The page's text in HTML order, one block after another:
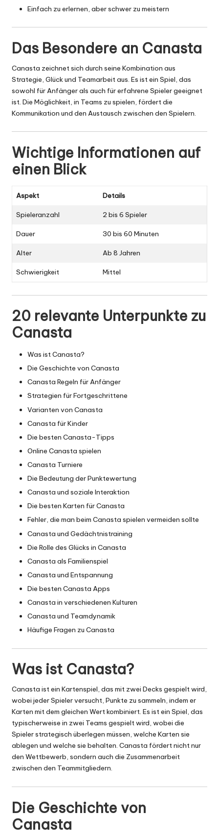
Einfach zu erlernen, aber schwer zu meistern
Das Besondere an Canasta
Canasta zeichnet sich durch seine Kombination aus
Strategie, Glück und Teamarbeit aus. Es ist ein Spiel, das
sowohl für Anfänger als auch für erfahrene Spieler geeignet
ist. Die Möglichkeit, in Teams zu spielen, fördert die
Kommunikation und den Austausch zwischen den Spielern.
Wichtige Informationen auf
einen Blick
Aspekt Details
Spieleranzahl 2 bis 6 Spieler
Dauer 30 bis 60 Minuten
Alter Ab 8 Jahren
Schwierigkeit Mittel
20 relevante Unterpunkte zu
Canasta
Was ist Canasta?
Die Geschichte von Canasta
Canasta Regeln für Anfänger
Strategien für Fortgeschrittene
Varianten von Canasta
Canasta für Kinder
Die besten Canasta-Tipps
Online Canasta spielen
Canasta Turniere
Die Bedeutung der Punktewertung
Canasta und soziale Interaktion
Die besten Karten für Canasta
Fehler, die man beim Canasta spielen vermeiden sollte
Canasta und Gedächtnistraining
Die Rolle des Glücks in Canasta
Canasta als Familienspiel
Canasta und Entspannung
Die besten Canasta Apps
Canasta in verschiedenen Kulturen
Canasta und Teamdynamik
Häufige Fragen zu Canasta
Was ist Canasta?
Canasta ist ein Kartenspiel, das mit zwei Decks gespielt wird,
wobei jeder Spieler versucht, Punkte zu sammeln, indem er
Karten mit dem gleichen Wert kombiniert. Es ist ein Spiel, das
typischerweise in zwei Teams gespielt wird, wobei die
Spieler strategisch überlegen müssen, welche Karten sie
ablegen und welche sie behalten. Canasta fördert nicht nur
den Wettbewerb, sondern auch die Zusammenarbeit
zwischen den Teammitgliedern.
Die Geschichte von
Canasta